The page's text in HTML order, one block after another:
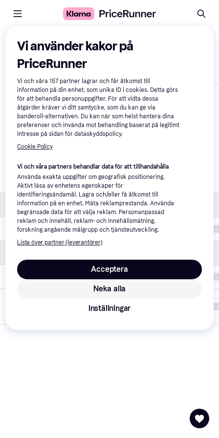
Jämför produkter
Visa endast skillnader
Vagn
351 kr
Specifikationer Specifikationer
Material Trä
Varumärke Pippi
2024
Vi använder kakor på
PriceRunner
Vi och våra157 partner lagrar och får åtkomst till
information på din enhet, som unika ID i cookies. Detta görs
för att behandla personuppgifter. För att vidta dessa
åtgärder kräver vi ditt samtycke, som du kan ge via
banderoll-alternativen. Du kan när som helst hantera dina
preferenser och invända mot behandling baserat på legitimt
intresse på sidan för dataskyddspolicy.
Cookie Policy
Vi och våra partners behandlar data för att tillhandahålla
Använda exakta uppgifter om geografisk positionering.
Aktivt läsa av enhetens egenskaper för
identifieringsändamål. Lagra och/eller få åtkomst till
information på en enhet. Mäta reklamprestanda. Använda
begränsade data för att välja reklam. Personanpassad
reklam och innehåll, reklam- och innehållsmätning,
forskning angående målgrupp och tjänsteutveckling.
Lista över partner (leverantörer)
Neka alla
Acceptera
Inställningar